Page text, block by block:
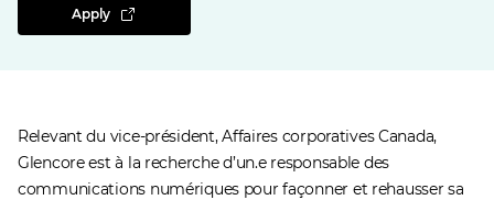
Apply
Relevant du vice-président, Affaires corporatives Canada,
Glencore est à la recherche d’un.e responsable des
communications numériques pour façonner et rehausser sa